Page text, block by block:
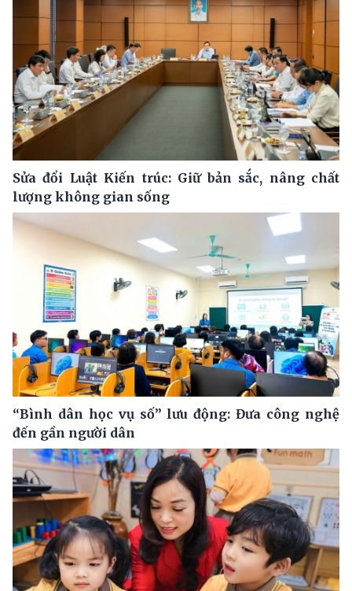
Sửa đổi Luật Kiến trúc: Giữ bản sắc, nâng chất
lượng không gian sống
“Bình dân học vụ số” lưu động: Đưa công nghệ
đến gần người dân